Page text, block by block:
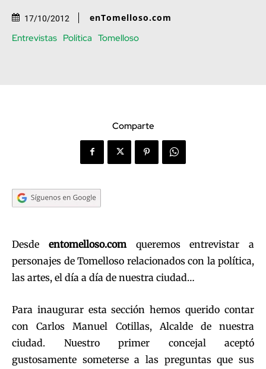
17/10/2012 enTomelloso.com
Entrevistas Política Tomelloso
Comparte
Desde entomelloso.comqueremos entrevistar a
personajes de Tomelloso relacionados con la política,
las artes, el día a día de nuestra ciudad…
Para inaugurar esta sección hemos querido contar
con Carlos Manuel Cotillas, Alcalde de nuestra
ciudad. Nuestro primer concejal aceptó
gustosamente someterse a las preguntas que sus